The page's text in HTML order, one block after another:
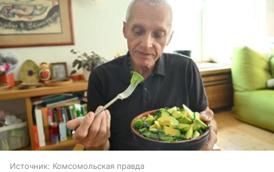
Источник: Комсомольская правда